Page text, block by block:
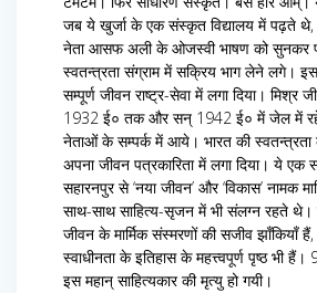
जब ये खुर्जा के एक संस्कृत विद्यालय में पढ़ते थे,
नेता आसफ अली के ओजस्वी भाषण को सुनकर
स्वतन्त्रता संग्राम में सक्रिय भाग लेने लगे।
सम्पूर्ण जीवन राष्ट्र-सेवा में लगा दिया।
1932 ई० तक और सन् 1942 ई० में जेल में
नेताओं के सम्पर्क में आये। भारत की स्वतन्त्रता
अपना जीवन पत्रकारिता में लगा दिया। ये
सहारनपुर से ‘नया जीवन’ और ‘विकास’ नामक
साथ-साथ साहित्य-सृजन में भी संलग्न रहते थे।
जीवन के मार्मिक संस्मरणों की सजीव झाँकियाँ
स्वाधीनता के इतिहास के महत्त्वपूर्ण पृष्ठ भी
इस महान् साहित्यकार की मृत्यु हो गयी।